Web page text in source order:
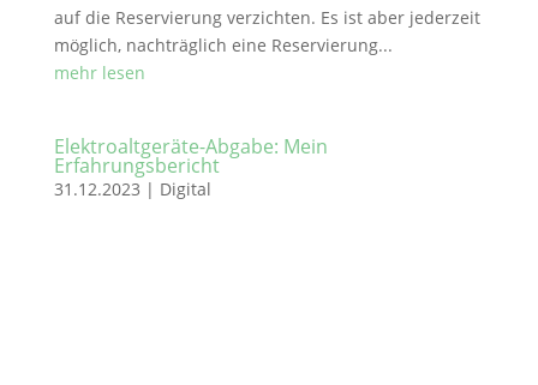
auf die Reservierung verzichten. Es ist aber jederzeit
möglich, nachträglich eine Reservierung...
mehr lesen
Elektroaltgeräte-Abgabe: Mein
Erfahrungsbericht
31.12.2023 | Digital